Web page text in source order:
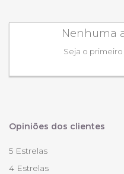
Nenhuma
Seja o primeiro
Opiniões dos clientes
5 Estrelas
4 Estrelas